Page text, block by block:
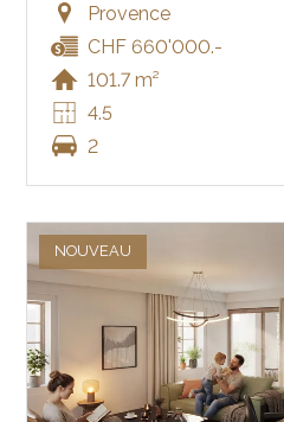
Provence
CHF 660'000.-
101.7 m²
4.5
2
NOUVEAU